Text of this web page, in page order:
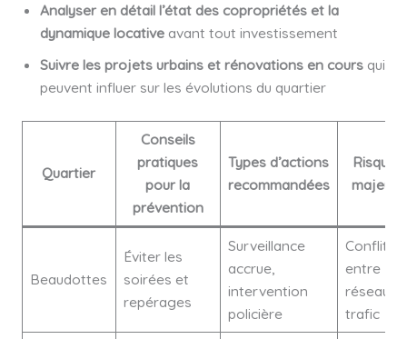
Analyser en détail l’état des copropriétés et la
dynamique locativeavant tout investissement
Suivre les projets urbains et rénovations en coursqui
peuvent influer sur les évolutions du quartier
Quartier
Conseils
pratiques
pour la
prévention
Types d’actions
recommandées
Risques
majeurs
Beaudottes
Éviter les
soirées et
repérages
Surveillance
accrue,
intervention
policière
Conflits
entre
réseaux,
trafic